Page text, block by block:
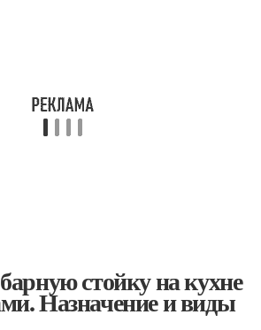
стойку на кухне
Назначение и виды